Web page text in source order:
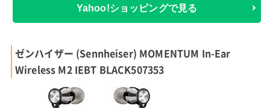
Yahoo!ショッピングで見る
ゼンハイザー (Sennheiser) MOMENTUM In-Ear
Wireless M2 IEBT BLACK507353